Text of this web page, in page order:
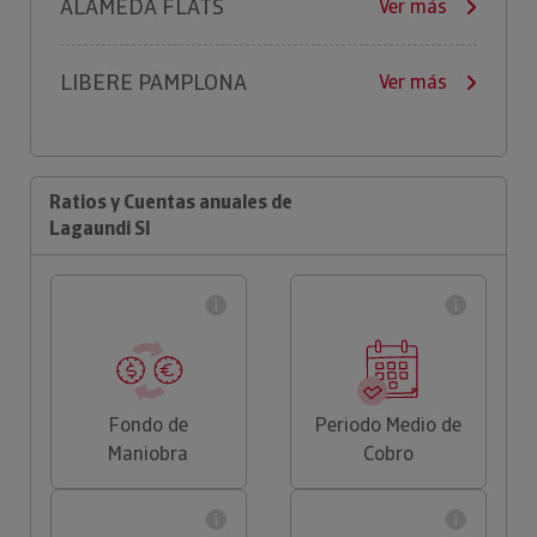
ALAMEDA FLATS Ver más
LIBERE PAMPLONA Ver más
Ratios y Cuentas anuales de
Lagaundi Sl
Fondo de
Maniobra
Periodo Medio de
Cobro